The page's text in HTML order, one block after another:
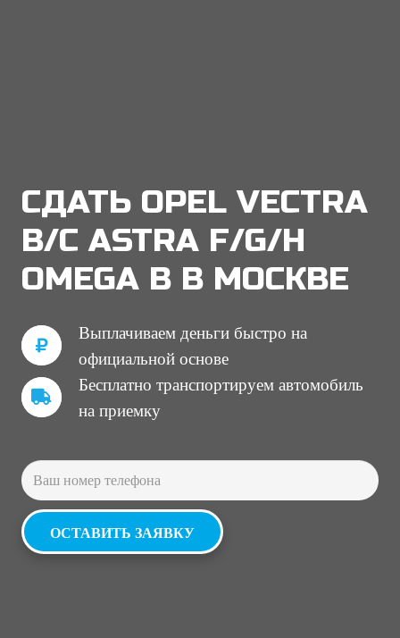
СДАТЬ OPEL VECTRA
B/C ASTRA F/G/H
OMEGA B В МОСКВЕ
Выплачиваем деньги быстро на
официальной основе
Бесплатно транспортируем автомобиль
на приемку